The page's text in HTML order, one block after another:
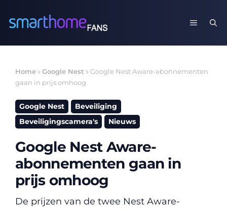
naar
MENU
Home »Google Nest »Google Nest Aware-abonnementen
gaan in prijs omhoog
Google Nest
Beveiliging
Beveiligingscamera's
Nieuws
Google Nest Aware-
abonnementen gaan in
prijs omhoog
De prijzen van de twee Nest Aware-